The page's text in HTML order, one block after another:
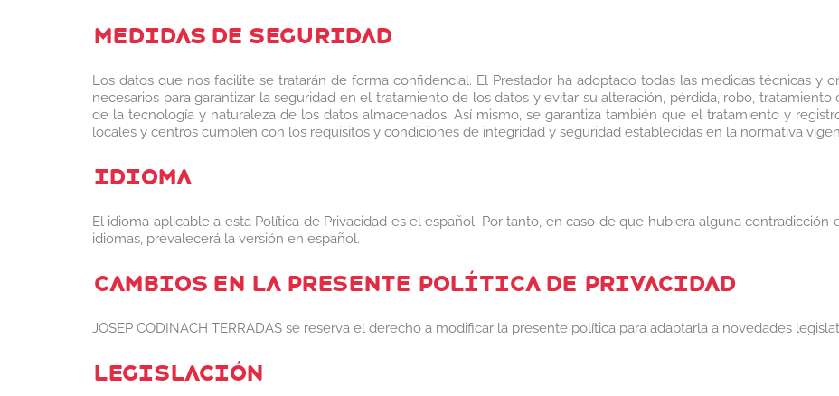
MEDIDAS DE SEGURIDAD
Los datos que nos facilite se tratarán de forma confidencial. El Prestador ha adoptado todas las medidas técnicas y
necesarios para garantizar la seguridad en el tratamiento de los datos y evitar su alteración, pérdida, robo,
de la tecnología y naturaleza de los datos almacenados. Así mismo, se garantiza también que el tratamiento y
locales y centros cumplen con los requisitos y condiciones de integridad y seguridad establecidas en la normativa
IDIOMA
El idioma aplicable a esta Política de Privacidad es el español. Por tanto, en caso de que hubiera alguna
idiomas, prevalecerá la versión en español.
CAMBIOS EN LA PRESENTE POLÍTICA DE PRIVACIDAD
JOSEP CODINACH TERRADAS se reserva el derecho a modificar la presente política para adaptarla a novedades
LEGISLACIÓN